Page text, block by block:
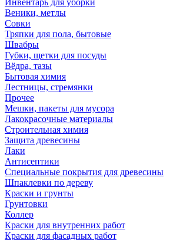
Инвентарь для уборки
Веники, метлы
Совки
Тряпки для пола, бытовые
Швабры
Губки, щетки для посуды
Вёдра, тазы
Бытовая химия
Лестницы, стремянки
Прочее
Мешки, пакеты для мусора
Лакокрасочные материалы
Строительная химия
Защита древесины
Лаки
Антисептики
Специальные покрытия для древесины
Шпаклевки по дереву
Краски и грунты
Грунтовки
Коллер
Краски для внутренних работ
Краски для фасадных работ